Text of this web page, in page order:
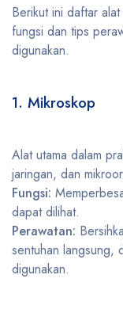
Berikut ini daftar
fungsi dan tips
digunakan.
1. Mikroskop
Alat utama dalam
jaringan, dan
Fungsi:
dapat dilihat.
Perawatan:
sentuhan langsung,
digunakan.